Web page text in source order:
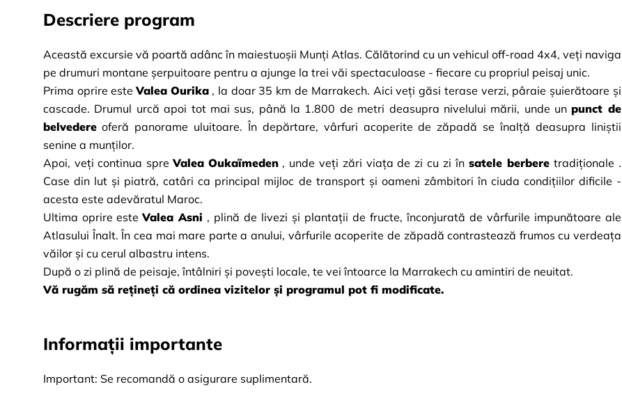
Descriere program
Această excursie vă poartă adânc în maiestuoșii Munți Atlas. Călătorind cu un vehicul off-road 4x4, veți naviga
pe drumuri montane șerpuitoare pentru a ajunge la trei văi spectaculoase - fiecare cu propriul peisaj unic.
Prima oprire este Valea Ourika , la doar 35 km de Marrakech. Aici veți găsi terase verzi, pâraie șuierătoare și
cascade. Drumul urcă apoi tot mai sus, până la 1.800 de metri deasupra nivelului mării, unde un punct de
belvedere oferă panorame uluitoare. În depărtare, vârfuri acoperite de zăpadă se înalță deasupra liniștii
senine a munților.
Apoi, veți continua spre Valea Oukaïmeden , unde veți zări viața de zi cu zi în satele berbere tradiționale .
Case din lut și piatră, catâri ca principal mijloc de transport și oameni zâmbitori în ciuda condițiilor dificile -
acesta este adevăratul Maroc.
Ultima oprire este Valea Asni , plină de livezi și plantații de fructe, înconjurată de vârfurile impunătoare ale
Atlasului Înalt. În cea mai mare parte a anului, vârfurile acoperite de zăpadă contrastează frumos cu verdeața
văilor și cu cerul albastru intens.
După o zi plină de peisaje, întâlniri și povești locale, te vei întoarce la Marrakech cu amintiri de neuitat.
Vă rugăm să rețineți că ordinea vizitelor și programul pot fi modificate.
Informații importante
Important: Se recomandă o asigurare suplimentară.